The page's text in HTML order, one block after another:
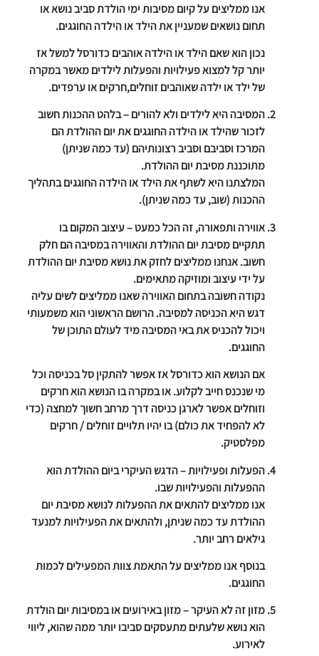
אנו ממליצים על קיום מסיבות ימי הולדת סביב נושא או
תחום נושאים שמעניין את הילד או הילדה החוגגים.
נכון הוא שאם הילד או הילדה אוהבים כדורסל למשל אז
יותר קל למצוא פעילויות והפעלות לילדים מאשר במקרה
של ילד או ילדה שאוהבים זוחלים,חרקים או ערפדים.
המסיבה היא לילדים ולא להורים– בלהט ההכנות חשוב
לזכור שהילד או הילדה החוגגים את יום ההולדת הם
המרכז וסביבם וסביב רצונותיהם (עד כמה שניתן)
מתוכננת מסיבת יום ההולדת.
המלצתנו היא לשתף את הילד או הילדה החוגגים בתהליך
ההכנות (שוב, עד כמה שניתן).
אווירה ותפאורה, זה הכל כמעט– עיצוב המקום בו
תתקיים מסיבת יום ההולדת והאווירה במסיבה הם חלק
חשוב. אנחנו ממליצים לחזק את נושא מסיבת יום ההולדת
על ידי עיצוב ומוזיקה מתאימים.
נקודה חשובה בתחום האווירה שאנו ממליצים לשים עליה
דגש היא הכניסה למסיבה. הרושם הראשוני הוא משמעותי
ויכול להכניס את באי המסיבה מיד לעולם התוכן של
החוגגים.
אם הנושא הוא כדורסל אז אפשר להתקין סל בכניסה וכל
מי שנכנס חייב לקלוע. או במקרה בו הנושא הוא חרקים
וזוחלים אפשר לארגן כניסה דרך מרחב חשוך למחצה (כדי
לא להפחיד את כולם) בו יהיו תלויים זוחלים / חרקים
מפלסטיק.
הפעלות ופעילויות– הדגש העיקרי ביום ההולדת הוא
ההפעלות והפעילויות שבו.
אנו ממליצים להתאים את ההפעלות לנושא מסיבת יום
ההולדת עד כמה שניתן, ולהתאים את הפעילויות למנעד
גילאים רחב יותר.
בנוסף אנו ממליצים על התאמת צוות המפעילים לכמות
החוגגים.
מזון זה לא העיקר– מזון באירועים או במסיבות יום הולדת
הוא נושא שלעתים מתעסקים סביבו יותר ממה שהוא, ליווי
לאירוע.